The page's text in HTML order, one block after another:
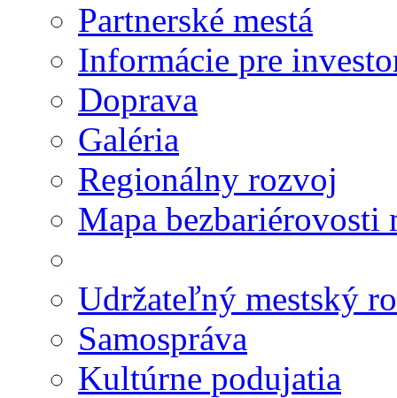
Partnerské mestá
Informácie pre
Doprava
Galéria
Regionálny rozvoj
Mapa bezbariérovosti
Udržateľný mestský
Samospráva
Kultúrne podujatia